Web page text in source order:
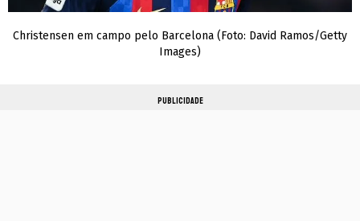
Christensen em campo pelo Barcelona (Foto: David Ramos/Getty
Images)
PUBLICIDADE